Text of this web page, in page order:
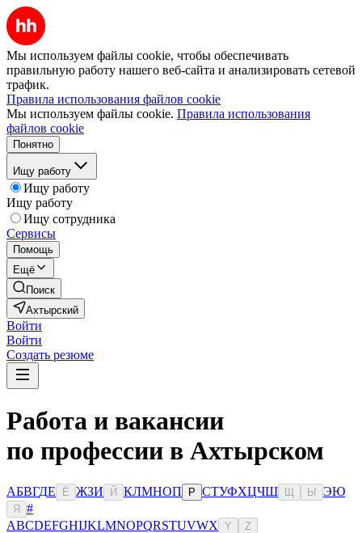
Мы используем файлы cookie, чтобы обеспечивать
правильную работу нашего веб-сайта и анализировать сетевой
трафик.
Правила использования файлов cookie
Мы используем файлы cookie. Правила использования
файлов cookie
Понятно
Ищу работу
Ищу работу
Ищу работу
Ищу сотрудника
Сервисы
Помощь
Ещё
Поиск
Ахтырский
Войти
Войти
Создать резюме
Работа и вакансии
по профессии в Ахтырском
АБВГДЕ Ё ЖЗИ Й КЛМНОП Р СТУФХЦЧШ Ы ЭЮ
Я
#
ABCDEFGHIJKLMNOPQRSTUVWX Y Z